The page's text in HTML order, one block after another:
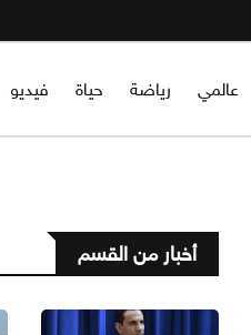
عالمي رياضة حياة فيديو
أخبار من القسم